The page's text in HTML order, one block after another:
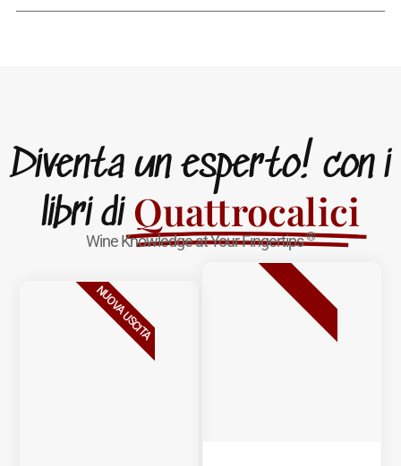
Diventa un esperto! con i
libri di Quattrocalici
Wine Knowledge at Your Fingertips®
NUOVA USCITA BESTSELLER